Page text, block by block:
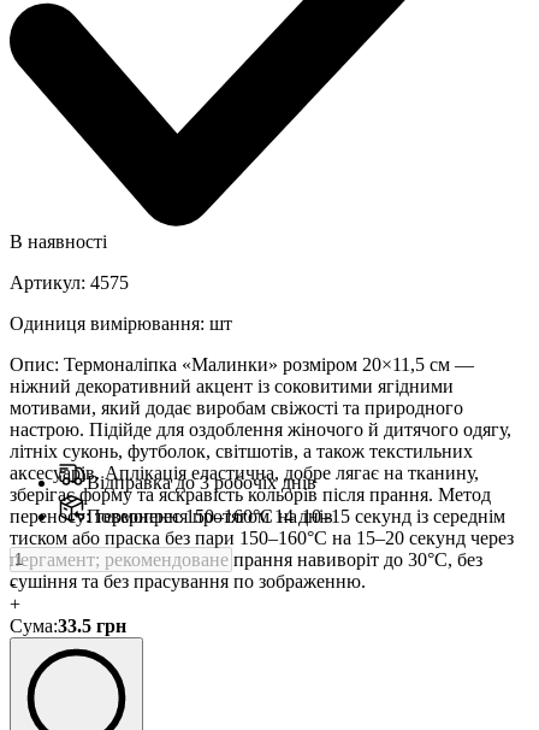
В наявності
Артикул: 4575
Одиниця вимірювання: шт
Опис: Термоналіпка «Малинки» розміром 20×11,5 см —
ніжний декоративний акцент із соковитими ягідними
мотивами, який додає виробам свіжості та природного
настрою. Підійде для оздоблення жіночого й дитячого одягу,
літніх суконь, футболок, світшотів, а також текстильних
аксесуарів. Аплікація еластична, добре лягає на тканину,
зберігає форму та яскравість кольорів після прання. Метод
переносу: термопрес 150–160°C на 10–15 секунд із середнім
тиском або праска без пари 150–160°C на 15–20 секунд через
пергамент; рекомендоване прання навиворіт до 30°C, без
сушіння та без прасування по зображенню.
Відправка до 3 робочіх днів
Повернення протягом 14 днів
-
+
Сума:33.5 грн